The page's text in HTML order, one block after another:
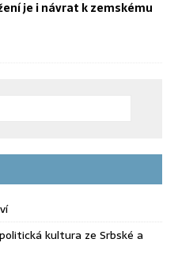
je i návrat k zemskému
kultura ze Srbské a